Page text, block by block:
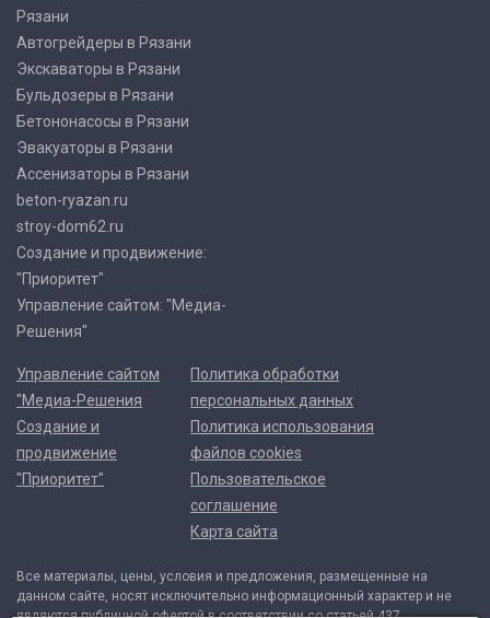
Рязани
Автогрейдеры в Рязани
Экскаваторы в Рязани
Бульдозеры в Рязани
Бетононасосы в Рязани
Эвакуаторы в Рязани
Ассенизаторы в Рязани
beton-ryazan.ru
stroy-dom62.ru
Создание и продвижение:
"Приоритет"
Управление сайтом: "Медиа-
Решения"
Управление сайтом
"Медиа-Решения
Создание и
продвижение
"Приоритет"
Политика обработки
персональных данных
Политика использования
файлов cookies
Пользовательское
соглашение
Карта сайта
Все материалы, цены, условия и предложения, размещенные на
данном сайте, носят исключительно информационный характер и не